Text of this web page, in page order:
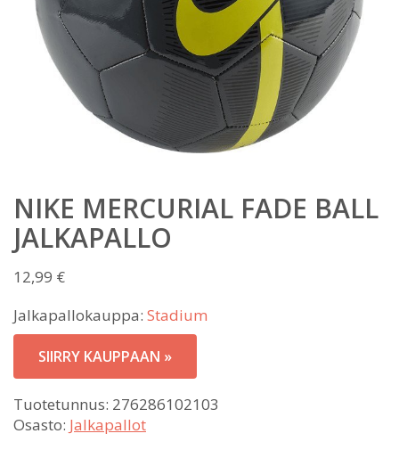
NIKE MERCURIAL FADE BALL
JALKAPALLO
12,99 €
Jalkapallokauppa: Stadium
SIIRRY KAUPPAAN »
Tuotetunnus: 276286102103
Osasto: Jalkapallot